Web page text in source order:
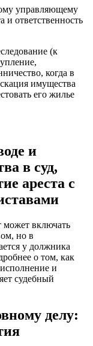
управляющему
и ответственность
(к
когда в
имущества
его жилье
и
в суд,
ареста с
может включать
но в
у должника
о том, как
и
судебный
делу: